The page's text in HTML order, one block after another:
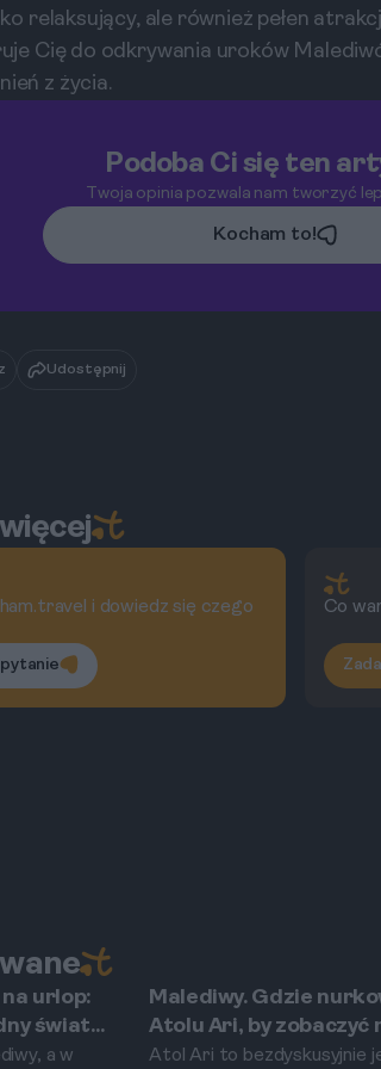
relaksujący, ale również pełen
Cię do odkrywania uroków
z życia.
Podoba Ci się ten
Twoja opinia pozwala nam tworzyć
Kocham to!
Udostępnij
i dowiedz się czego
Co
urlop:
świat
a w
Atol Ari
Malediwy. Gdzie
Atolu Ari, by zobaczyć
wielorybie i manty?
Atol Ari to bezdyskusyjnie